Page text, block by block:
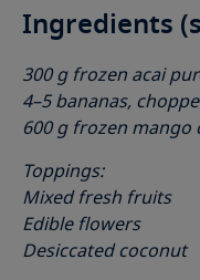
Ingredients
300 g frozen acai
4–5 bananas,
600 g frozen mango
Toppings:
Mixed fresh fruits
Edible flowers
Desiccated coconut